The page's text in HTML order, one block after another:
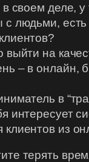
в своем деле, у
с людьми,
выйти на
– в онлайн,
в
интересует
клиентов из
терять